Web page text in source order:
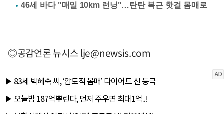
46세 바다 "매일 10km 런닝"…탄탄 복근 핫걸 몸매로
◎공감언론 뉴시스lje@newsis.com